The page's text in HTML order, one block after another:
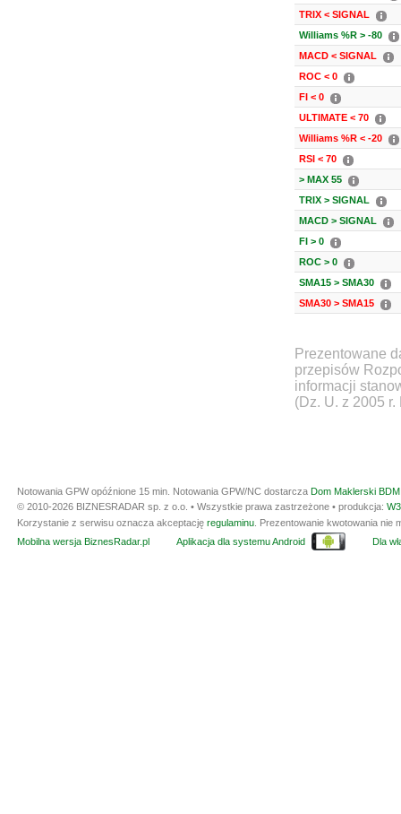
TRIX < SIGNAL
Williams %R > -80
MACD < SIGNAL
ROC < 0
FI < 0
ULTIMATE < 70
Williams %R < -20
RSI < 70
> MAX 55
TRIX > SIGNAL
MACD > SIGNAL
FI > 0
ROC > 0
SMA15 > SMA30
SMA30 > SMA15
Prezentowane
przepisów
informacji
(Dz. U. z 2005
Notowania GPW opóźnione 15 min. Notowania GPW/NC dostarcza Dom Maklerski
© 2010-2026 BIZNESRADAR sp. z o.o. • Wszystkie prawa zastrzeżone • produkcja:
Korzystanie z serwisu oznacza akceptację regulaminu . Prezentowanie kwotowania
Mobilna wersja BiznesRadar.pl
Aplikacja dla systemu Android Dla